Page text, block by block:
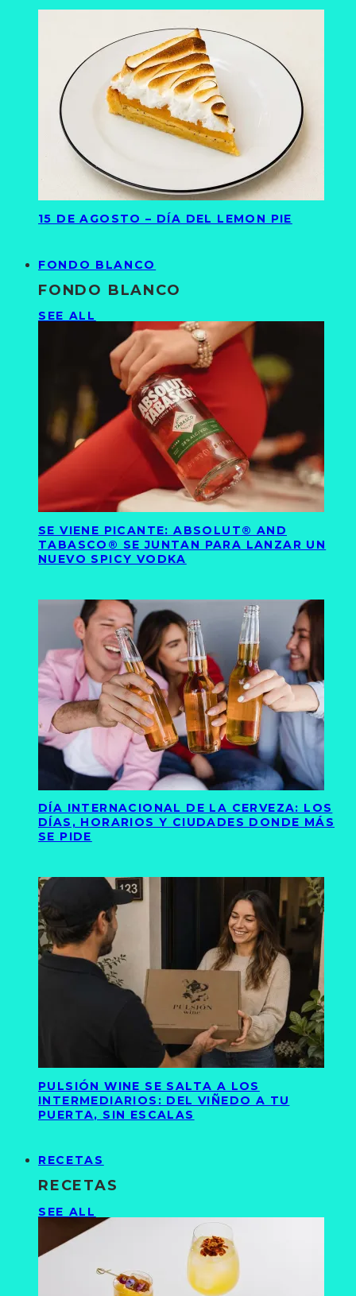
15 DE AGOSTO – DÍA DEL LEMON PIE
FONDO BLANCO
FONDO BLANCO
SEE ALL
SE VIENE PICANTE: ABSOLUT® AND
TABASCO® SE JUNTAN PARA LANZAR UN
NUEVO SPICY VODKA
DÍA INTERNACIONAL DE LA CERVEZA: LOS
DÍAS, HORARIOS Y CIUDADES DONDE MÁS
SE PIDE
PULSIÓN WINE SE SALTA A LOS
INTERMEDIARIOS: DEL VIÑEDO A TU
PUERTA, SIN ESCALAS
RECETAS
RECETAS
SEE ALL